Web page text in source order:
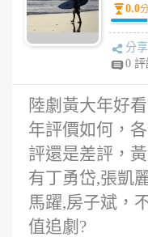
0.0
分享
0
陸劇黃大年好
年評價如何，
評還是差評，
有丁勇岱,張凱
馬躍,房子斌，
值追劇?